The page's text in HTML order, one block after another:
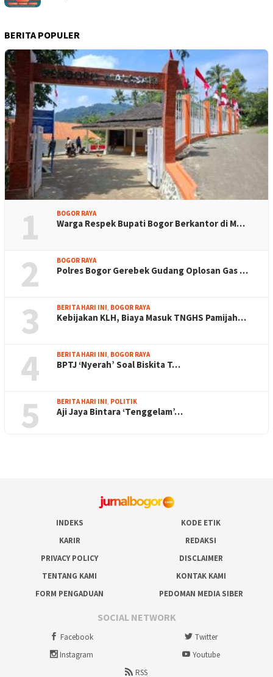
BERITA POPULER
1 BOGOR RAYA
Warga Respek Bupati Bogor Berkantor di M…
2 BOGOR RAYA
Polres Bogor Gerebek Gudang Oplosan Gas …
3 BERITA HARI INI BOGOR RAYA
Kebijakan KLH, Biaya Masuk TNGHS Pamijah…
4 BERITA HARI INI BOGOR RAYA
BPTJ ‘Nyerah’ Soal Biskita T…
5 BERITA HARI INI POLITIK
Aji Jaya Bintara ‘Tenggelam’…
INDEKS
KODE ETIK
KARIR
REDAKSI
PRIVACY POLICY
DISCLAIMER
TENTANG KAMI
KONTAK KAMI
FORM PENGADUAN
PEDOMAN MEDIA SIBER
SOCIAL NETWORK
Facebook
Twitter
Instagram
Youtube
RSS